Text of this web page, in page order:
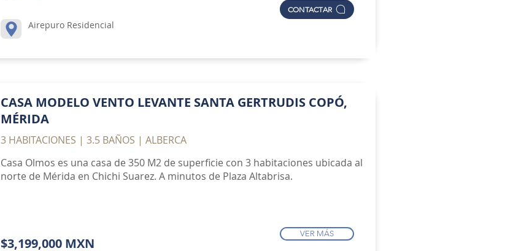
CONTACTAR
Airepuro Residencial
CASA MODELO VENTO LEVANTE SANTA GERTRUDIS COPÓ,
MÉRIDA
3 HABITACIONES | 3.5 BAÑOS | ALBERCA
Casa Olmos es una casa de 350 M2 de superficie con 3 habitaciones ubicada al
norte de Mérida en Chichi Suarez. A minutos de Plaza Altabrisa.
$3,199,000 MXN
VER MÁS